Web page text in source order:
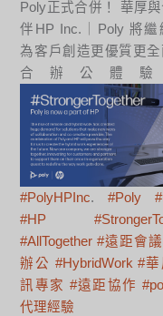
Poly正式合併！ 華厚
伴HP Inc.｜Poly 將繼
為客戶創造更優質更
合辦公體
#PolyHPInc.#Poly
#HP
#AllTogether #遠距會議
辦公 #HybridWork #華
訊專家 #遠距協作
代理經驗